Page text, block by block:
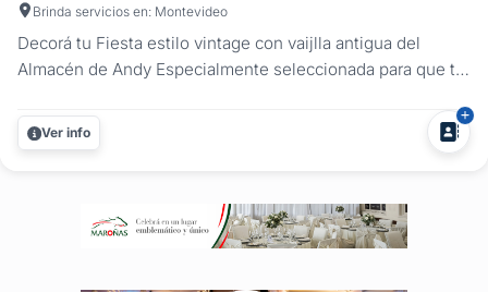
Brinda servicios en: Montevideo
Decorá tu Fiesta estilo vintage con vaijlla antigua del
Almacén de Andy Especialmente seleccionada para que tu
que más te gusten....
Ver info